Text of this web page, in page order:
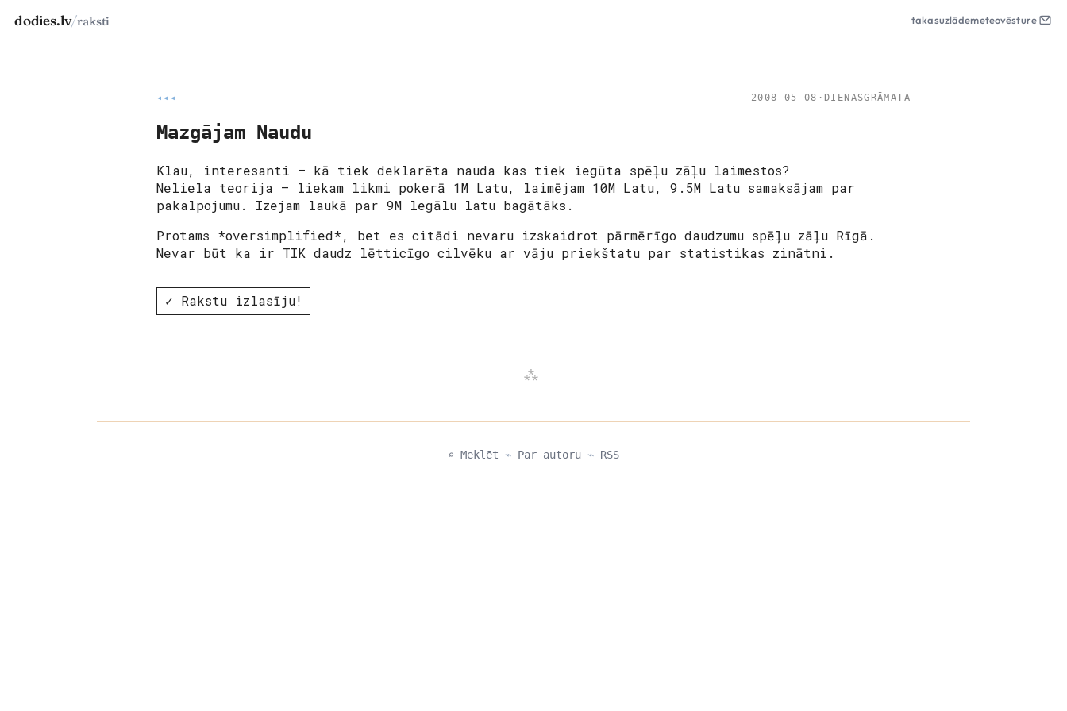
dodies.lv/raksti takasuzlādemeteovēsture
◂◂◂ 2008-05-08 · DIENASGRĀMATA
Mazgājam Naudu
Klau, interesanti – kā tiek deklarēta nauda kas tiek iegūta spēļu zāļu laimestos?
Neliela teorija – liekam likmi pokerā 1M Latu, laimējam 10M Latu, 9.5M Latu samaksājam par
pakalpojumu. Izejam laukā par 9M legālu latu bagātāks.
Protams *oversimplified*, bet es citādi nevaru izskaidrot pārmērīgo daudzumu spēļu zāļu Rīgā.
Nevar būt ka ir TIK daudz lētticīgo cilvēku ar vāju priekštatu par statistikas zinātni.
✓ Rakstu izlasīju!
⌕ Meklēt ⌁ Par autoru ⌁ RSS